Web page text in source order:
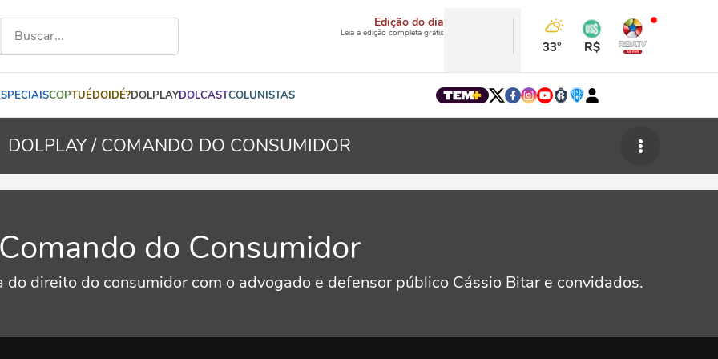
Edição do dia
Leia a edição completa grátis
33° R$
COPTUÉDOIDÉ?DOLPLAYDOLCASTCOLUNISTAS
DOLPLAY / COMANDO DO CONSUMIDOR
do Consumidor
direito do consumidor com o advogado e defensor público Cássio Bitar e convidados.